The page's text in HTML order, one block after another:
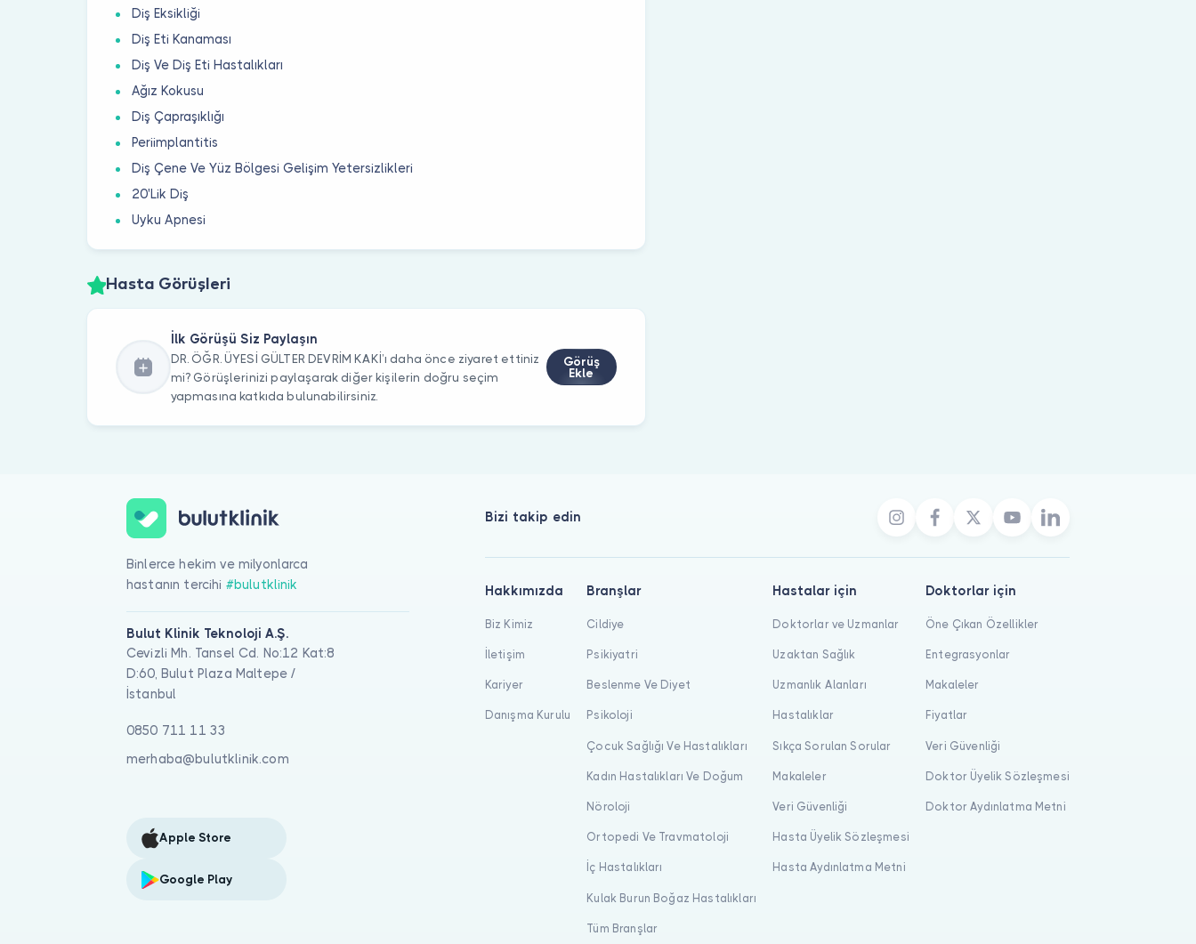
Diş Eksikliği
Diş Eti Kanaması
Diş Ve Diş Eti Hastalıkları
Ağız Kokusu
Diş Çapraşıklığı
Periimplantitis
Diş Çene Ve Yüz Bölgesi Gelişim Yetersizlikleri
20'Lik Diş
Uyku Apnesi
Hasta Görüşleri
İlk Görüşü Siz Paylaşın
DR. ÖĞR. ÜYESİ GÜLTER DEVRİM KAKİ’ı daha önce ziyaret ettiniz
mi? Görüşlerinizi paylaşarak diğer kişilerin doğru seçim
yapmasına katkıda bulunabilirsiniz.
Görüş
Ekle
Binlerce hekim ve milyonlarca
hastanın tercihi #bulutklinik
Bulut Klinik Teknoloji A.Ş.
Cevizli Mh. Tansel Cd. No:12 Kat:8
D:60, Bulut Plaza Maltepe /
İstanbul
0850 711 11 33
merhaba@bulutklinik.com
Apple Store
Google Play
Bizi takip edin
Hakkımızda
Biz Kimiz
İletişim
Kariyer
Danışma Kurulu
Branşlar
Cildiye
Psikiyatri
Beslenme Ve Diyet
Psikoloji
Çocuk Sağlığı Ve Hastalıkları
Kadın Hastalıkları Ve Doğum
Nöroloji
Ortopedi Ve Travmatoloji
İç Hastalıkları
Kulak Burun Boğaz Hastalıkları
Tüm Branşlar
Hastalar için
Doktorlar ve Uzmanlar
Uzaktan Sağlık
Uzmanlık Alanları
Hastalıklar
Sıkça Sorulan Sorular
Makaleler
Veri Güvenliği
Hasta Üyelik Sözleşmesi
Hasta Aydınlatma Metni
Doktorlar için
Öne Çıkan Özellikler
Entegrasyonlar
Makaleler
Fiyatlar
Veri Güvenliği
Doktor Üyelik Sözleşmesi
Doktor Aydınlatma Metni